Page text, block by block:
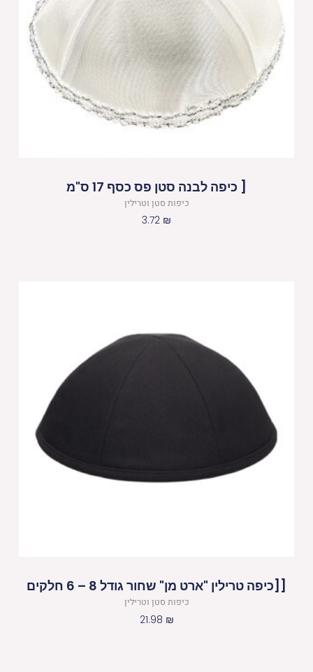
[ כיפה לבנה סטן פס כסף 17 ס"מ
כיפות סטן וטרילין
3.72 ₪
[[כיפה טרילין "ארט מן" שחור גודל 8 – 6 חלקים
כיפות סטן וטרילין
21.98 ₪